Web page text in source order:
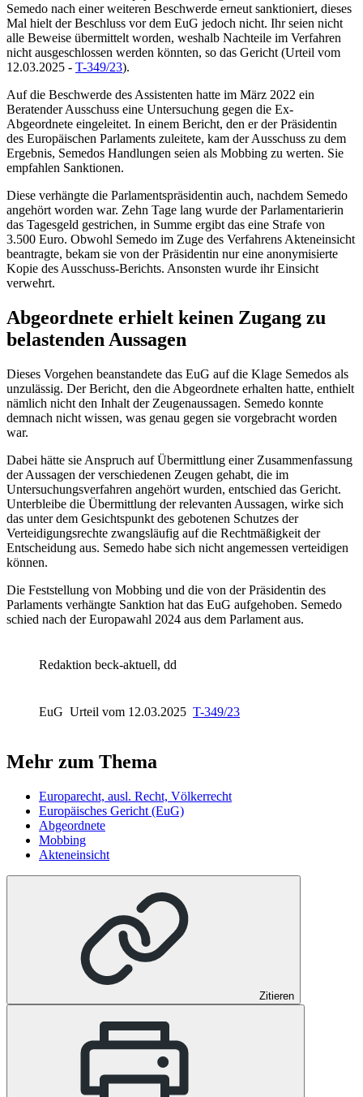
Semedo nach einer weiteren Beschwerde erneut sanktioniert, dieses
Mal hielt der Beschluss vor dem EuG jedoch nicht. Ihr seien nicht
alle Beweise übermittelt worden, weshalb Nachteile im Verfahren
nicht ausgeschlossen werden könnten, so das Gericht (Urteil vom
12.03.2025 - T-349/23).
Auf die Beschwerde des Assistenten hatte im März 2022 ein
Beratender Ausschuss eine Untersuchung gegen die Ex-
Abgeordnete eingeleitet. In einem Bericht, den er der Präsidentin
des Europäischen Parlaments zuleitete, kam der Ausschuss zu dem
Ergebnis, Semedos Handlungen seien als Mobbing zu werten. Sie
empfahlen Sanktionen.
Diese verhängte die Parlamentspräsidentin auch, nachdem Semedo
angehört worden war. Zehn Tage lang wurde der Parlamentarierin
das Tagesgeld gestrichen, in Summe ergibt das eine Strafe von
3.500 Euro. Obwohl Semedo im Zuge des Verfahrens Akteneinsicht
beantragte, bekam sie von der Präsidentin nur eine anonymisierte
Kopie des Ausschuss-Berichts. Ansonsten wurde ihr Einsicht
verwehrt.
Abgeordnete erhielt keinen Zugang zu
belastenden Aussagen
Dieses Vorgehen beanstandete das EuG auf die Klage Semedos als
unzulässig. Der Bericht, den die Abgeordnete erhalten hatte, enthielt
nämlich nicht den Inhalt der Zeugenaussagen. Semedo konnte
demnach nicht wissen, was genau gegen sie vorgebracht worden
war.
Dabei hätte sie Anspruch auf Übermittlung einer Zusammenfassung
der Aussagen der verschiedenen Zeugen gehabt, die im
Untersuchungsverfahren angehört wurden, entschied das Gericht.
Unterbleibe die Übermittlung der relevanten Aussagen, wirke sich
das unter dem Gesichtspunkt des gebotenen Schutzes der
Verteidigungsrechte zwangsläufig auf die Rechtmäßigkeit der
Entscheidung aus. Semedo habe sich nicht angemessen verteidigen
können.
Die Feststellung von Mobbing und die von der Präsidentin des
Parlaments verhängte Sanktion hat das EuG aufgehoben. Semedo
schied nach der Europawahl 2024 aus dem Parlament aus.
Redaktion beck-aktuell, dd
EuG Urteil vom 12.03.2025 T-349/23
Mehr zum Thema
Europarecht, ausl. Recht, Völkerrecht
Europäisches Gericht (EuG)
Abgeordnete
Mobbing
Akteneinsicht
Zitieren